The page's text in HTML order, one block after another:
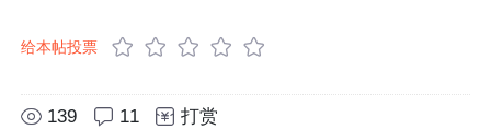
给本帖投票
139 11 打赏